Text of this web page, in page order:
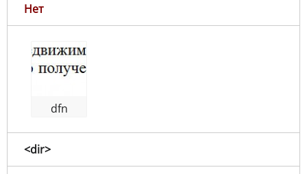
Нет
dfn
<dir>